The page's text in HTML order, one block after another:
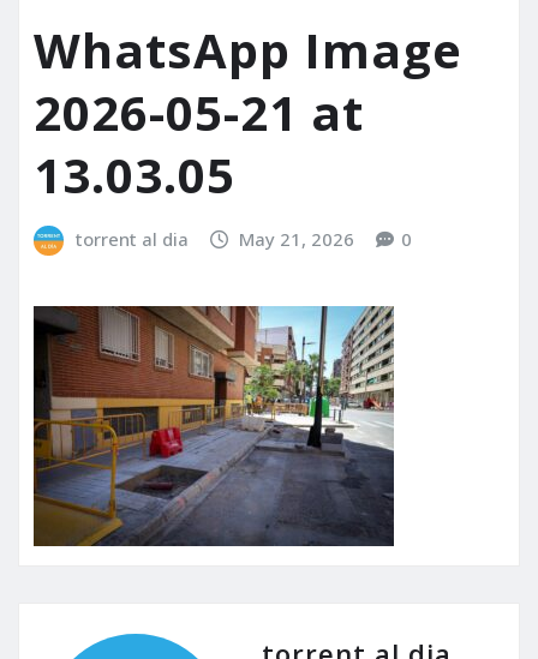
WhatsApp Image
2026-05-21 at
13.03.05
torrent al dia May 21, 2026 0